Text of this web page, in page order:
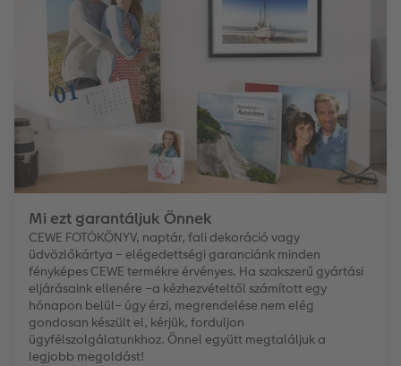
Matrica nyomtatás azonnal
Kiegészítők
CEWE myPhotos
Fotószalag
XXL Retró fotó
Kiegészítők
CEWE myPhotos
CEWE myPhotos
Mi ezt garantáljuk Önnek
CEWE FOTÓKÖNYV, naptár, fali dekoráció vagy
üdvözlőkártya – elégedettségi garanciánk minden
fényképes CEWE termékre érvényes. Ha szakszerű gyártási
eljárásaink ellenére –a kézhezvételtől számított egy
hónapon belül– úgy érzi, megrendelése nem elég
gondosan készült el, kérjük, forduljon
ügyfélszolgálatunkhoz. Önnel együtt megtaláljuk a
legjobb megoldást!